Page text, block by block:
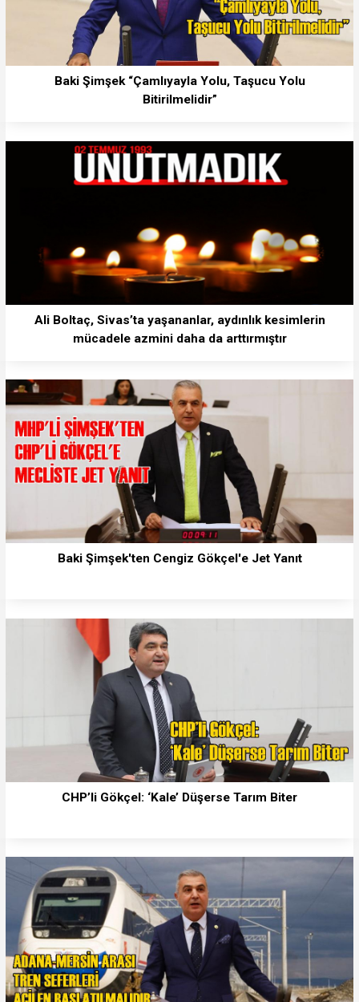
Baki Şimşek “Çamlıyayla Yolu, Taşucu Yolu
Bitirilmelidir”
Ali Boltaç, Sivas’ta yaşananlar, aydınlık kesimlerin
mücadele azmini daha da arttırmıştır
Baki Şimşek'ten Cengiz Gökçel'e Jet Yanıt
CHP’li Gökçel: ‘Kale’ Düşerse Tarım Biter